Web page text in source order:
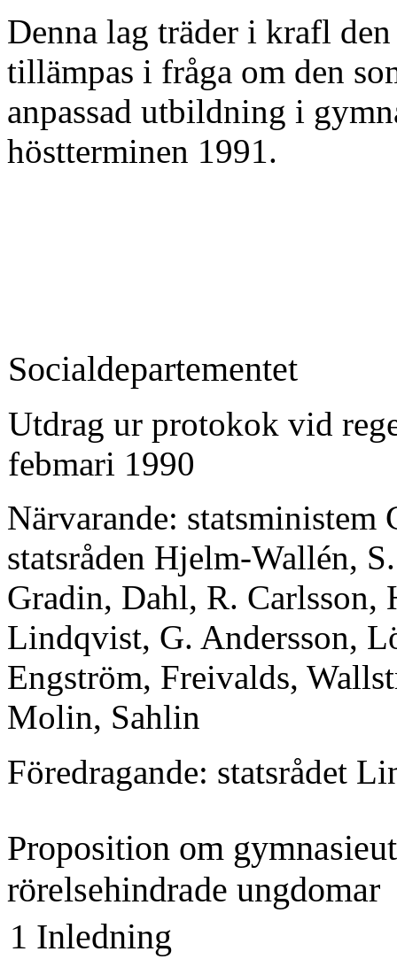
Denna lag träder i krafl
tillämpas i fråga om den
anpassad utbildning i
höstterminen 1991.
Socialdepartementet
Utdrag ur protokok vid
febmari 1990
Närvarande: statsministem
statsråden Hjelm-Wallén,
Gradin, Dahl, R. Carlsson,
Lindqvist, G. Andersson,
Engström, Frei­valds,
Molin, Sahlin
Föredragande: statsrådet
Proposition om
rörelsehindrade ungdomar
1 Inledning